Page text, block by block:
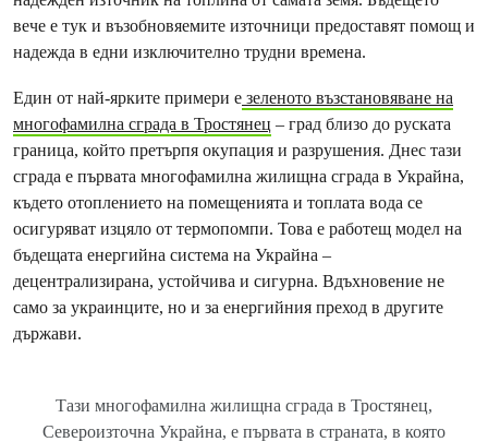
вече е тук и възобновяемите източници предоставят помощ и
надежда в едни изключително трудни времена.
Един от най-ярките примери е зеленото възстановяване на
многофамилна сграда в Тростянец – град близо до руската
граница, който претърпя окупация и разрушения. Днес тази
сграда е първата многофамилна жилищна сграда в Украйна,
където отоплението на помещенията и топлата вода се
осигуряват изцяло от термопомпи. Това е работещ модел на
бъдещата енергийна система на Украйна –
децентрализирана, устойчива и сигурна. Вдъхновение не
само за украинците, но и за енергийния преход в другите
държави.
Тази многофамилна жилищна сграда в Тростянец,
Североизточна Украйна, е първата в страната, в която